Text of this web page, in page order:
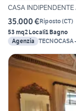
CASA INDIPENDENTE
35.000 €Riposto(CT)
53 mq2 Locali1 Bagno
Agenzia TECNOCASA